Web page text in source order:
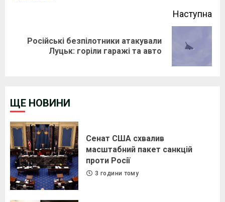
Наступна
NextРосійські безпілотники атакували
Луцьк: горіли гаражі та авто
ЩЕ НОВИНИ
Сенат США схвалив
масштабний пакет санкцій
проти Росії
3 години тому